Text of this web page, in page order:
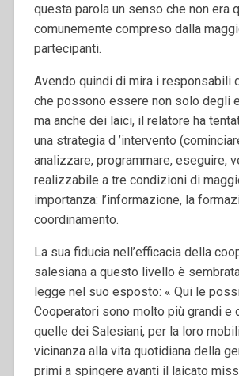
questa parola un senso che non era
comunemente compreso dalla
partecipanti.
Avendo quindi di mira i responsabili
che possono essere non solo degli
ma anche dei laici, il relatore ha
una strategia d ’intervento
analizzare, programmare, eseguire,
realizzabile a tre condizioni di
importanza: l’informazione, la
coordinamento.
La sua fiducia nell’efficacia della
salesiana a questo livello è
legge nel suo esposto: « Qui le
Cooperatori sono molto più grandi
quelle dei Salesiani, per la loro
vicinanza alla vita quotidiana della
primi a spingere avanti il laicato